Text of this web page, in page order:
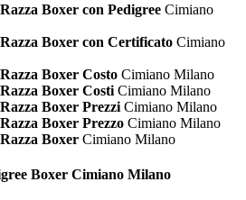
Boxer con Pedigree Cimiano
Boxer con Certificato Cimiano
Boxer Costo Cimiano Milano
Boxer Costi Cimiano Milano
Boxer Prezzi Cimiano Milano
Boxer Prezzo Cimiano Milano
Boxer Cimiano Milano
Boxer Cimiano Milano